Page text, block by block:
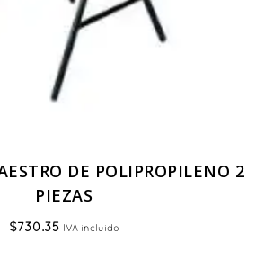
DE POLIPROPILENO 2
PIEZAS
$730.35 IVA incluido